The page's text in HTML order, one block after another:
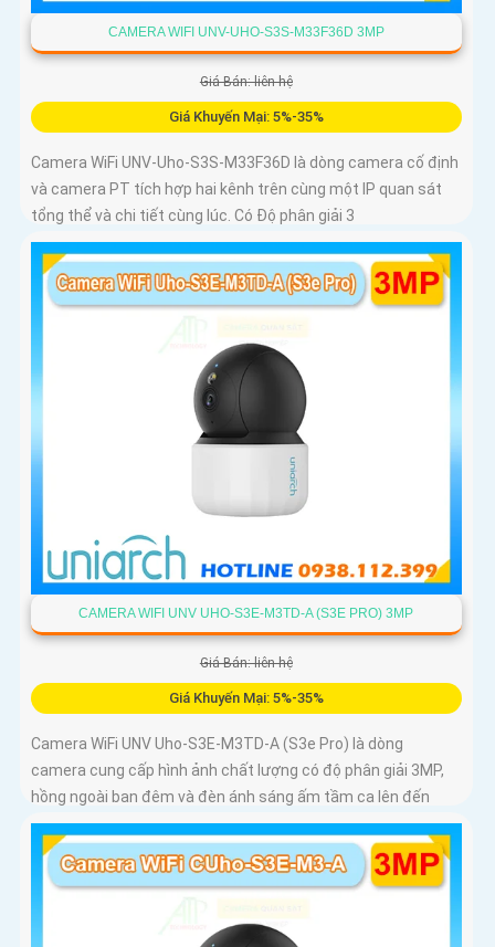
CAMERA WIFI UNV-UHO-S3S-M33F36D 3MP
Giá Bán: liên hệ
Giá Khuyến Mại: 5%-35%
Camera WiFi UNV-Uho-S3S-M33F36D là dòng camera cố định
và camera PT tích hợp hai kênh trên cùng một IP quan sát
tổng thể và chi tiết cùng lúc. Có Độ phân giải 3
CAMERA WIFI UNV UHO-S3E-M3TD-A (S3E PRO) 3MP
Giá Bán: liên hệ
Giá Khuyến Mại: 5%-35%
Camera WiFi UNV Uho-S3E-M3TD-A (S3e Pro) là dòng
camera cung cấp hình ảnh chất lượng có độ phân giải 3MP,
hồng ngoài ban đêm và đèn ánh sáng ấm tầm ca lên đến
10m